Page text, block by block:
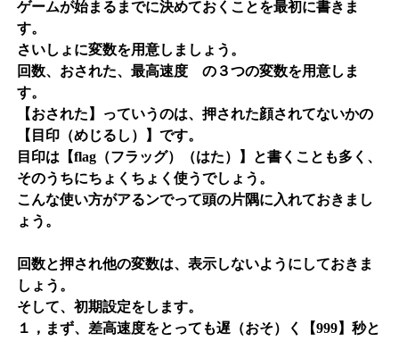
ゲームが始まるまでに決めておくことを最初に書きま
す。
さいしょに変数を用意しましょう。
回数、おされた、最高速度 の３つの変数を用意しま
す。
【おされた】っていうのは、押された顔されてないかの
【目印（めじるし）】です。
目印は【flag（フラッグ）（はた）】と書くことも多く、
そのうちにちょくちょく使うでしょう。
こんな使い方がアるンでって頭の片隅に入れておきまし
ょう。
回数と押され他の変数は、表示しないようにしておきま
しょう。
そして、初期設定をします。
１，まず、差高速度をとっても遅（おそ）く【999】秒と